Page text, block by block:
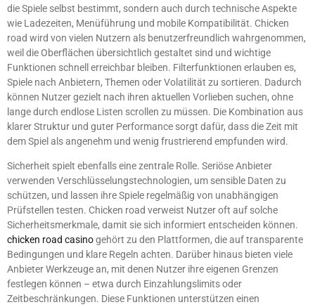
die Spiele selbst bestimmt, sondern auch durch technische Aspekte
wie Ladezeiten, Menüführung und mobile Kompatibilität. Chicken
road wird von vielen Nutzern als benutzerfreundlich wahrgenommen,
weil die Oberflächen übersichtlich gestaltet sind und wichtige
Funktionen schnell erreichbar bleiben. Filterfunktionen erlauben es,
Spiele nach Anbietern, Themen oder Volatilität zu sortieren. Dadurch
können Nutzer gezielt nach ihren aktuellen Vorlieben suchen, ohne
lange durch endlose Listen scrollen zu müssen. Die Kombination aus
klarer Struktur und guter Performance sorgt dafür, dass die Zeit mit
dem Spiel als angenehm und wenig frustrierend empfunden wird.
Sicherheit spielt ebenfalls eine zentrale Rolle. Seriöse Anbieter
verwenden Verschlüsselungstechnologien, um sensible Daten zu
schützen, und lassen ihre Spiele regelmäßig von unabhängigen
Prüfstellen testen. Chicken road verweist Nutzer oft auf solche
Sicherheitsmerkmale, damit sie sich informiert entscheiden können.
chicken road casinogehört zu den Plattformen, die auf transparente
Bedingungen und klare Regeln achten. Darüber hinaus bieten viele
Anbieter Werkzeuge an, mit denen Nutzer ihre eigenen Grenzen
festlegen können – etwa durch Einzahlungslimits oder
Zeitbeschränkungen. Diese Funktionen unterstützen einen